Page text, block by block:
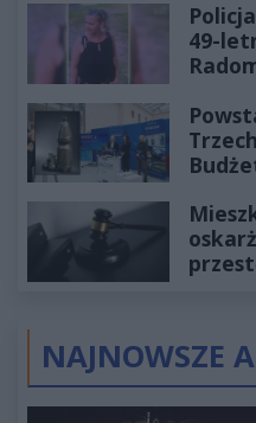
49-
NAJNOWSZE